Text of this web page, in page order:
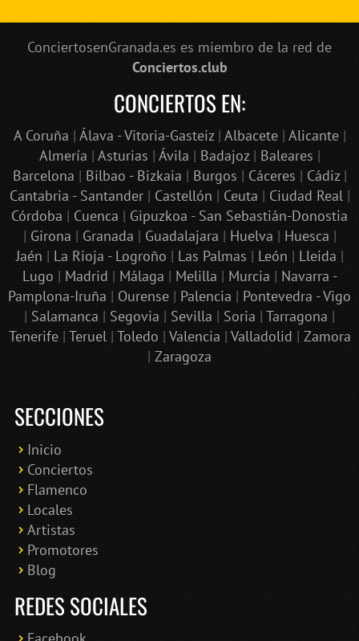
ConciertosenGranada.es es miembro de la red de
Conciertos.club
CONCIERTOS EN:
A Coruña | Álava - Vitoria-Gasteiz| Albacete| Alicante|
Almería | Asturias | Ávila | Badajoz| Baleares |
Barcelona | Bilbao - Bizkaia | Burgos | Cáceres | Cádiz|
Cantabria - Santander| Castellón | Ceuta | Ciudad Real|
Córdoba | Cuenca | Gipuzkoa - San Sebastián-Donostia
| Girona | Granada | Guadalajara | Huelva | Huesca |
Jaén | La Rioja - Logroño | Las Palmas | León | Lleida |
Lugo | Madrid | Málaga | Melilla | Murcia | Navarra -
Pamplona-Iruña | Ourense | Palencia | Pontevedra - Vigo
| Salamanca | Segovia | Sevilla | Soria | Tarragona |
Tenerife| Teruel| Toledo | Valencia | Valladolid | Zamora
| Zaragoza
SECCIONES
Inicio
Conciertos
Flamenco
Locales
Artistas
Promotores
Blog
REDES SOCIALES